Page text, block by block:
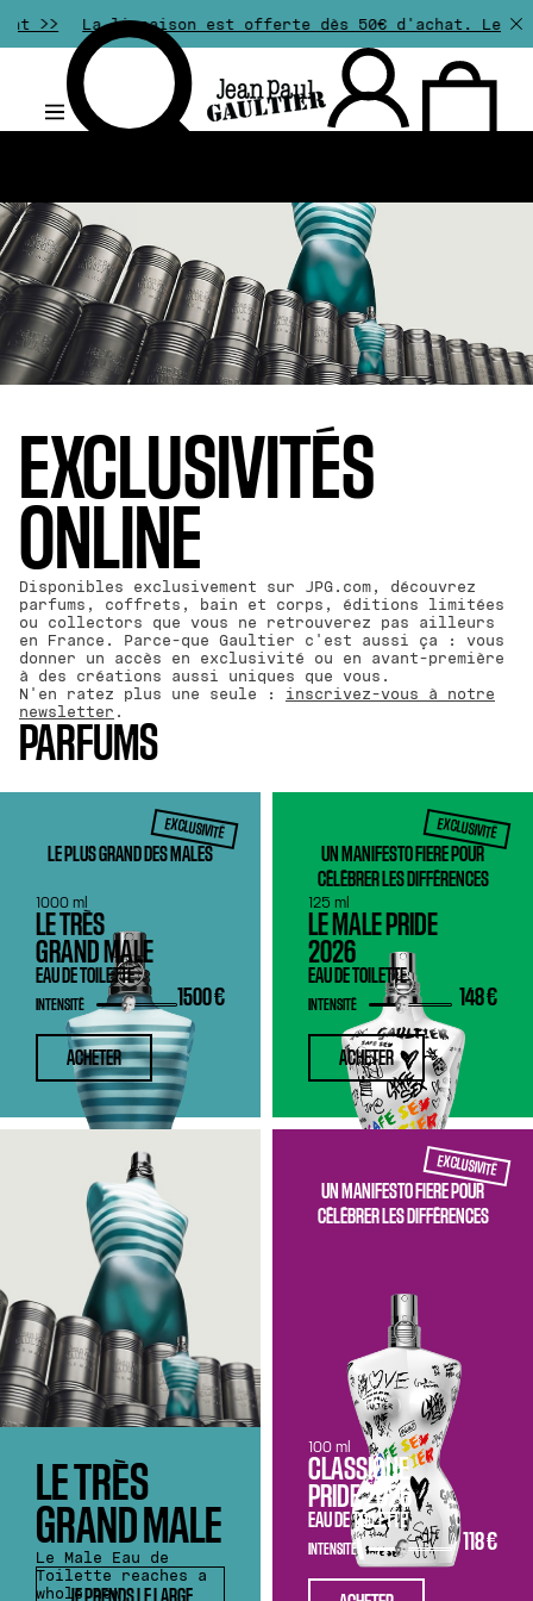
livraison est offerte dès 50€ d'achat. Les retours
EXCLUSIVITÉS
ONLINE
Disponibles exclusivement sur JPG.com, découvrez
parfums, coffrets, bain et corps, éditions limitées
ou collectors que vous ne retrouverez pas ailleurs
en France. Parce-que Gaultier c'est aussi ça : vous
donner un accès en exclusivité ou en avant-première
à des créations aussi uniques que vous.
N'en ratez plus une seule : inscrivez-vous à notre
newsletter .
PARFUMS
EXCLUSIVITÉ
LE PLUS GRAND DES MALES
LE TRÈS
GRAND MALE
EAU DE TOILETTE
1500 €
INTENSITÉ
1000 ml
ACHETER
EXCLUSIVITÉ
UN MANIFESTO FIERE POUR
CÉLÉBRER LES DIFFÉRENCES
LE MALE PRIDE
2026
EAU DE TOILETTE
148 €
INTENSITÉ
125 ml
ACHETER
LE TRÈS
GRAND MALE
Le Male Eau de
Toilette reaches a
whole new
JE PRENDS LE LARGE
EXCLUSIVITÉ
UN MANIFESTO FIERE POUR
CÉLÉBRER LES DIFFÉRENCES
CLASSIQUE
PRIDE 2026
EAU DE TOILETTE
118 €
INTENSITÉ
100 ml